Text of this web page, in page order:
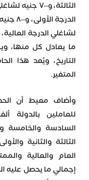
ما يعادل كل منها،
التاريخ، ويُعد هذا
المتغير.
وأضاف معيط أن الحد
للعاملين بالدولة
العام والعالية
إجمالي ما يحصل عليه